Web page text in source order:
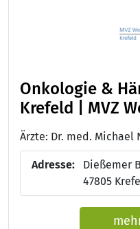
Onkologie &
Krefeld | MVZ
Adresse:
Dießemer
47805